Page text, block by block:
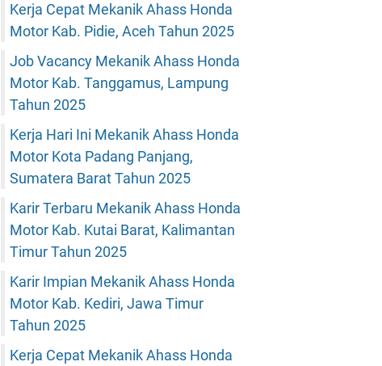
Kerja Cepat Mekanik Ahass Honda
Motor Kab. Pidie, Aceh Tahun 2025
Job Vacancy Mekanik Ahass Honda
Motor Kab. Tanggamus, Lampung
Tahun 2025
Kerja Hari Ini Mekanik Ahass Honda
Motor Kota Padang Panjang,
Sumatera Barat Tahun 2025
Karir Terbaru Mekanik Ahass Honda
Motor Kab. Kutai Barat, Kalimantan
Timur Tahun 2025
Karir Impian Mekanik Ahass Honda
Motor Kab. Kediri, Jawa Timur
Tahun 2025
Kerja Cepat Mekanik Ahass Honda